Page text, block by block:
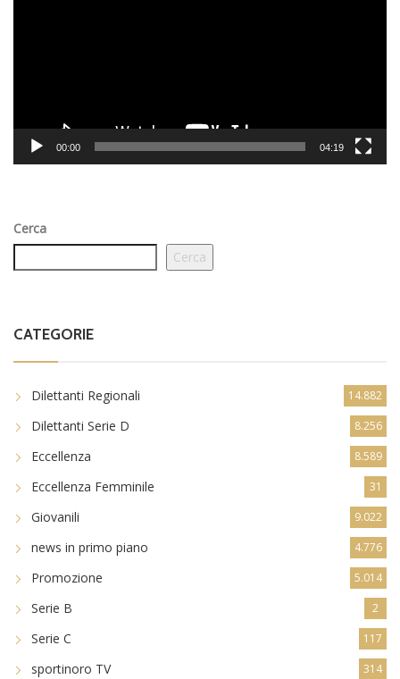
00:00 04:19
Cerca
Cerca
CATEGORIE
Dilettanti Regionali 14.882
Dilettanti Serie D 8.256
Eccellenza 8.589
Eccellenza Femminile 31
Giovanili 9.022
news in primo piano 4.776
Promozione 5.014
Serie B 2
Serie C 117
sportinoro TV 314